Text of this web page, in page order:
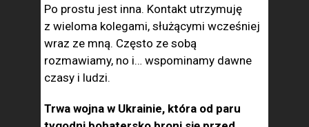
Po prostu jest inna. Kontakt utrzymuję
z wieloma kolegami, służącymi wcześniej
wraz ze mną. Często ze sobą
rozmawiamy, no i… wspominamy dawne
czasy i ludzi.
Trwa wojna w Ukrainie, która od paru